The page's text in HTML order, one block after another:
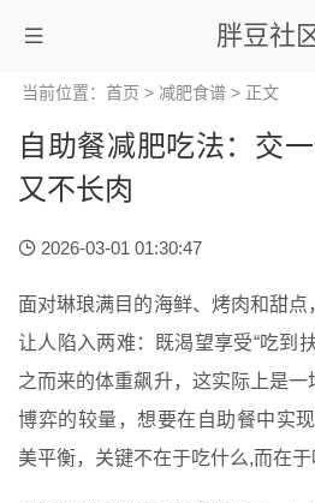
胖豆社
当前位置： 首页 > 减肥食谱 > 正文
自助餐减肥吃法：交
又不长肉
2026-03-01 01:30:47
面对琳琅满目的海鲜、烤肉和甜
让人陷入两难：既渴望享受“吃到
之而来的体重飙升，这实际上是
博弈的较量，想要在自助餐中实现
美平衡，关键不在于吃什么,而在于